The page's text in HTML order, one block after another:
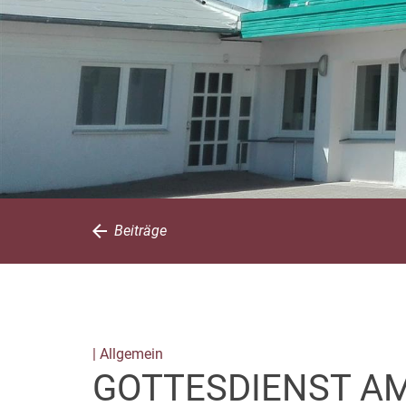
Beiträge
| Allgemein
GOTTESDIENST